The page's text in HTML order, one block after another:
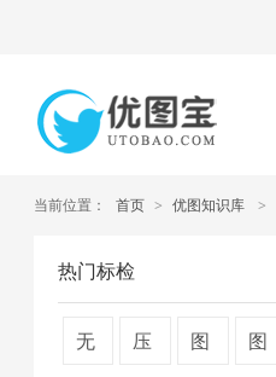
当前位置： 首页 > 优图知识库 >
热门标检
无
压
图
图